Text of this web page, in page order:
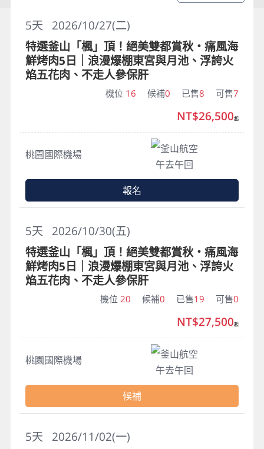
2026/10/27(二)
5天
特選釜山「楓」頂！絕美雙都賞秋・痛風海
鮮烤肉5日｜浪漫爆棚東宮與月池、浮誇火
焰五花肉、不走人參保肝
機位 16 候補0 已售8 可售7
桃園國際機場
釜山航空
午去午回
NT$26,500起
報名
2026/10/30(五)
5天
特選釜山「楓」頂！絕美雙都賞秋・痛風海
鮮烤肉5日｜浪漫爆棚東宮與月池、浮誇火
焰五花肉、不走人參保肝
機位 20 候補0 已售19 可售0
桃園國際機場
釜山航空
午去午回
NT$27,500起
候補
2026/11/02(一)
5天